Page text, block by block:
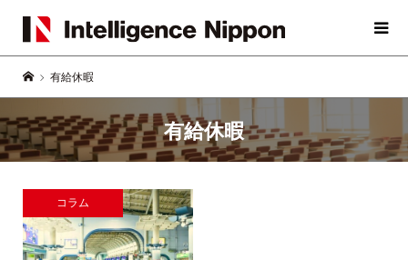
有給休暇
有給休暇
コラム